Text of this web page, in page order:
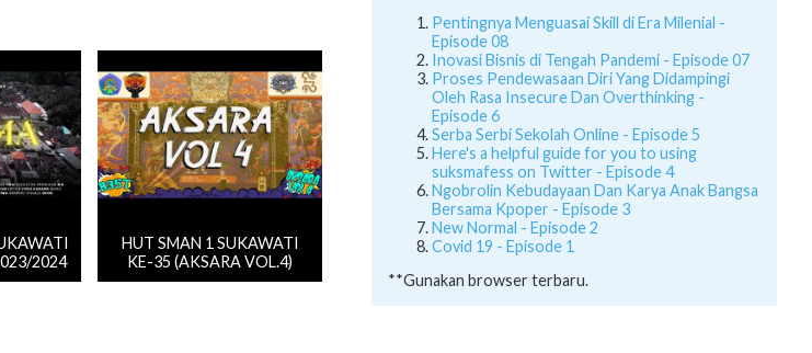
2024
HUT SMAN 1 SUKAWATI
KE-35 (AKSARA VOL.4)
Pentingnya Menguasai Skill di Era Milenial -
Episode 08
Inovasi Bisnis di Tengah Pandemi - Episode 07
Proses Pendewasaan Diri Yang Didampingi
Oleh Rasa Insecure Dan Overthinking -
Episode 6
Serba Serbi Sekolah Online - Episode 5
Here's a helpful guide for you to using
suksmafess on Twitter - Episode 4
Ngobrolin Kebudayaan Dan Karya Anak Bangsa
Bersama Kpoper - Episode 3
New Normal - Episode 2
Covid 19 - Episode 1
**Gunakan browser terbaru.